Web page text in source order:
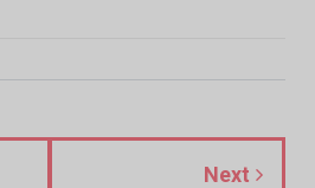
Next